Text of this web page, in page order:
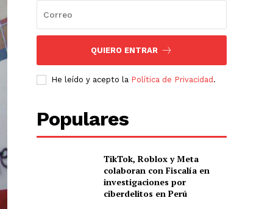
QUIERO ENTRAR
He leído y acepto la Política de Privacidad .
Populares
TikTok, Roblox y Meta
colaboran con Fiscalía en
investigaciones por
ciberdelitos en Perú